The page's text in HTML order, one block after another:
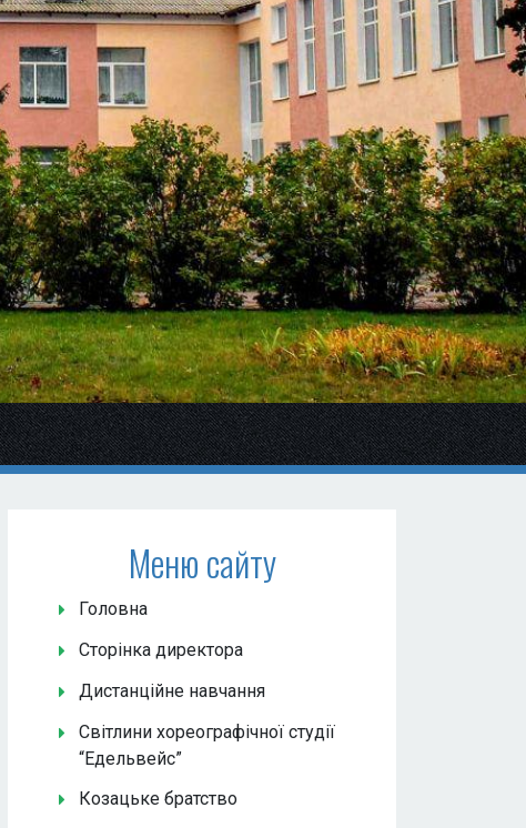
Меню сайту
Головна
Сторінка директора
Дистанційне навчання
Світлини хореографічної студії
“Едельвейс”
Козацьке братство